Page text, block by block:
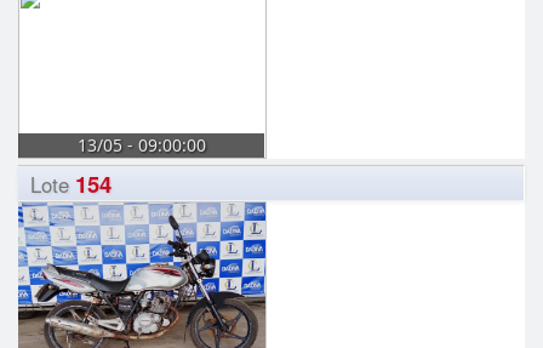
13/05 - 09:00:00
Lote 154